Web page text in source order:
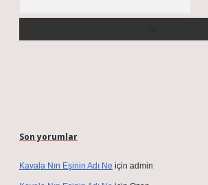
Son yorumlar
Kavala Nın Eşinin Adı Ne için admin